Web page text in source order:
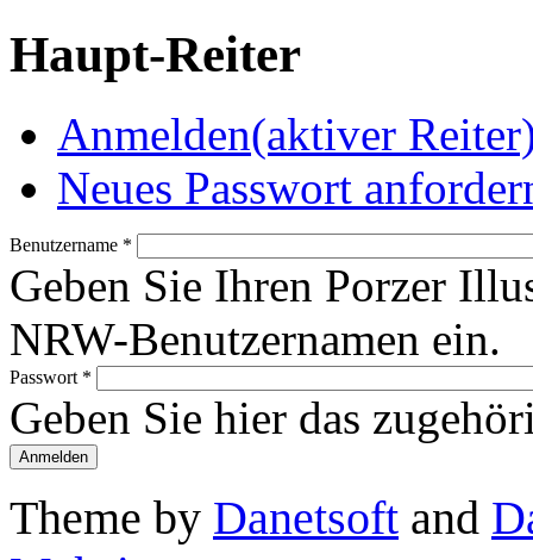
Haupt-Reiter
Anmelden(aktiver
Neues Passwort
Benutzername *
Geben Sie Ihren Porzer
NRW-Benutzernamen ein.
Passwort *
Geben Sie hier das
Theme by Danetsoft and